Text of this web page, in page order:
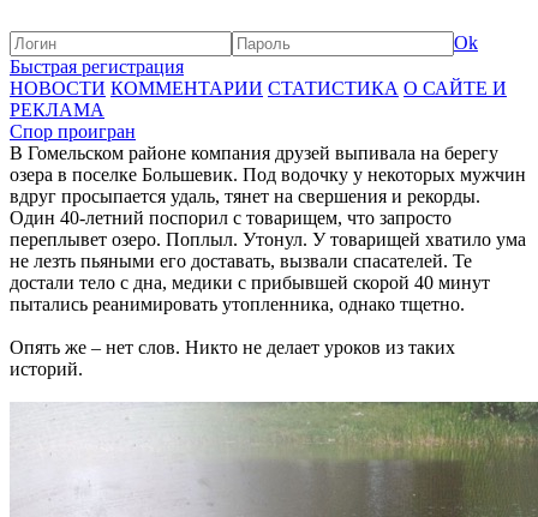
Ok
Быстрая регистрация
НОВОСТИ КОММЕНТАРИИ СТАТИСТИКА О САЙТЕ И
РЕКЛАМА
Спор проигран
В Гомельском районе компания друзей выпивала на берегу
озера в поселке Большевик. Под водочку у некоторых мужчин
вдруг просыпается удаль, тянет на свершения и рекорды.
Один 40-летний поспорил с товарищем, что запросто
переплывет озеро. Поплыл. Утонул. У товарищей хватило ума
не лезть пьяными его доставать, вызвали спасателей. Те
достали тело с дна, медики с прибывшей скорой 40 минут
пытались реанимировать утопленника, однако тщетно.
Опять же – нет слов. Никто не делает уроков из таких
историй.